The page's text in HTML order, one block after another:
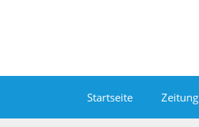
Startseite Zeitung